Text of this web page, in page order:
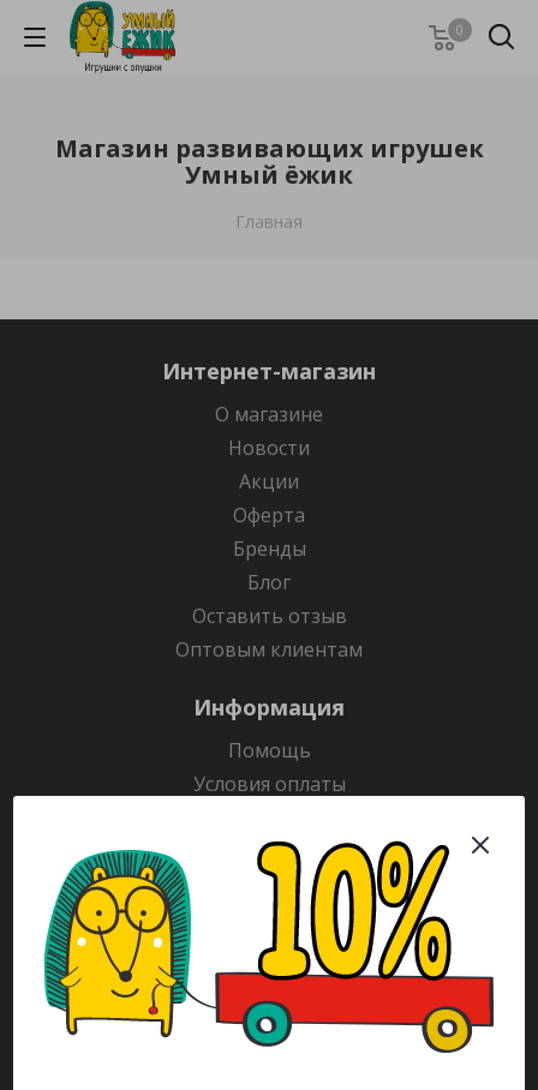
0
Магазин развивающих игрушек
Умный ёжик
Главная
Интернет-магазин
О магазине
Новости
Акции
Оферта
Бренды
Блог
Оставить отзыв
Оптовым клиентам
Информация
Помощь
Условия оплаты
Гарантия на товар
Раскраски
Рекламодателям
Каталог
Будьте всегда в курсе!